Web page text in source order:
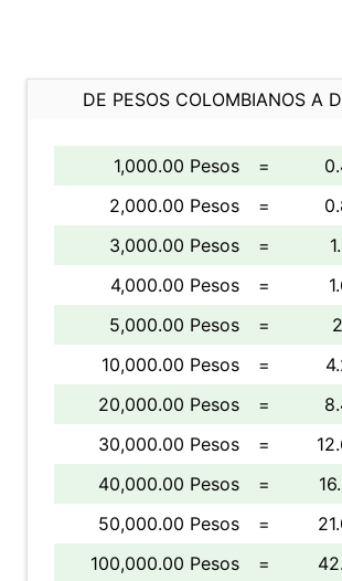
DE PESOS COLOMBIANOS A
1,000.00 Pesos =
2,000.00 Pesos
=
3,000.00 Pesos
=
4,000.00 Pesos
=
5,000.00 Pesos
=
10,000.00 Pesos
=
20,000.00 Pesos
=
30,000.00 Pesos
=
40,000.00 Pesos
=
50,000.00 Pesos
=
100,000.00 Pesos
=